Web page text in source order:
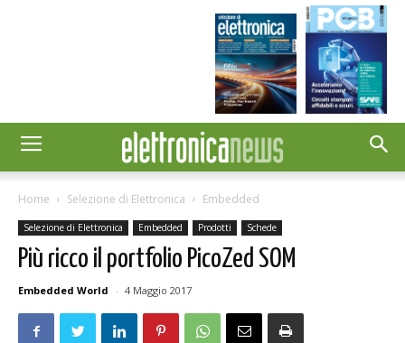
Home Selezione di Elettronica Embedded
Selezione di Elettronica Embedded Prodotti Schede
Più ricco il portfolio PicoZed SOM
Embedded World - 4 Maggio 2017